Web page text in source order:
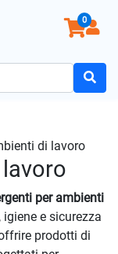
0
di lavoro
per ambienti
e sicurezza
prodotti di